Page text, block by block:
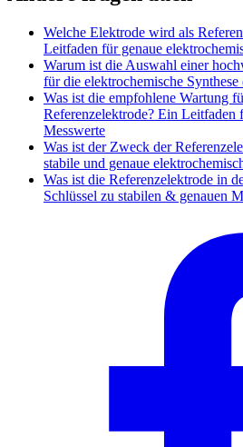
Welche Elektrode wird als
Leitfaden für genaue
Warum ist die Auswahl einer
für die elektrochemische
Was ist die empfohlene Wartung
Referenzelektrode? Ein Leitfaden
Messwerte
Was ist der Zweck der
stabile und genaue
Was ist die Referenzelektrode in
Schlüssel zu stabilen & genauen